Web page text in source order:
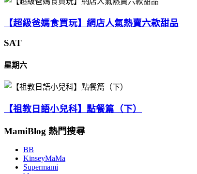
【超級爸媽食買玩】網店人氣熱賣六款甜品
SAT
星期六
【祖教日語小兒科】點餐篇（下）
MamiBlog 熱門搜尋
BB
KinseyMaMa
Supermami